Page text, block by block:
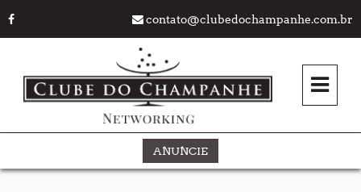
contato@clubedochampanhe.com.br
ANUNCIE